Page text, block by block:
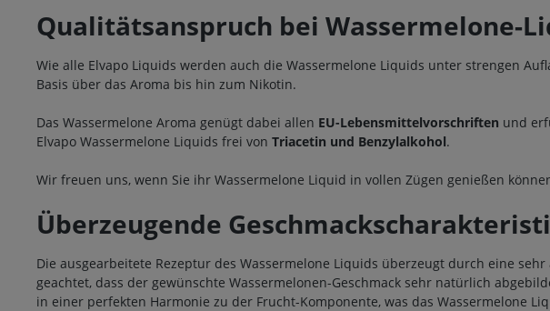
Qualitätsanspruch bei Wassermelone-
Wie alle Elvapo Liquids werden auch die Wassermelone Liquids unter strengen
Basis über das Aroma bis hin zum Nikotin.
Das Wassermelone Aroma genügt dabei allen EU-Lebensmittelvorschriften und
Elvapo Wassermelone Liquids frei von Triacetin und Benzylalkohol.
Wir freuen uns, wenn Sie ihr Wassermelone Liquid in vollen Zügen genießen
Überzeugende
Die ausgearbeitete Rezeptur des Wassermelone Liquids überzeugt durch eine
geachtet, dass der gewünschte Wassermelonen-Geschmack sehr natürlich
in einer perfekten Harmonie zu der Frucht-Komponente, was das Wassermelone